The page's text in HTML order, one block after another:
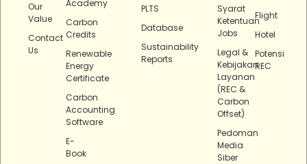
Our
Value
Contact
Us
Academy
Carbon
Credits
Renewable
Energy
Certificate
Carbon
Accounting
Software
E-
Book
PLTS
Database
Sustainability
Reports
Syarat
Ketentuan
Jobs
Legal &
Kebijakan
Layanan
(REC &
Carbon
Offset)
Pedoman
Media
Siber
Flight
Hotel
Potensi
REC